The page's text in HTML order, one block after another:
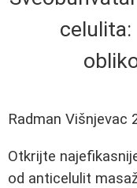
celulita:
Radman Višnjevac
Otkrijte
od anticelulit